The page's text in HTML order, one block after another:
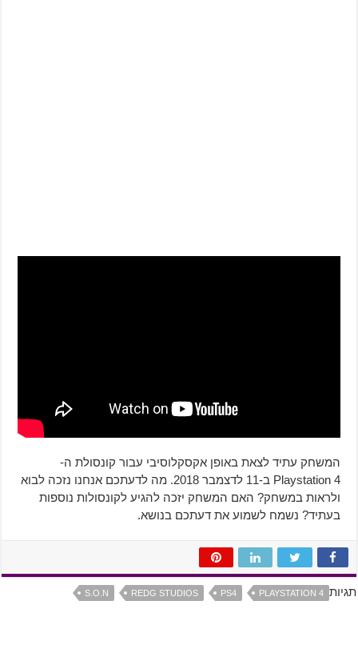
המשחק עתיד לצאת באופן אקסקלוסיבי עבור קונסולת ה-
Playstation 4 ב-11 לדצמבר 2018. מה לדעתכם אנחנו נזכה לבוא
ולראות במשחק? האם המשחק יזכה להגיע לקונסולות נוספות
בעתיד? נשמח לשמוע את דעתכם בנושא.
תגיות PLAYSTATION 4
PS4
REDG STUDIOS
S.O.N